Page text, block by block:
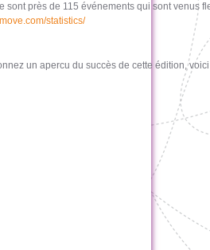
sont près de 115 événements qui sont venus
statistics/
un apercu du succès de cette édition,